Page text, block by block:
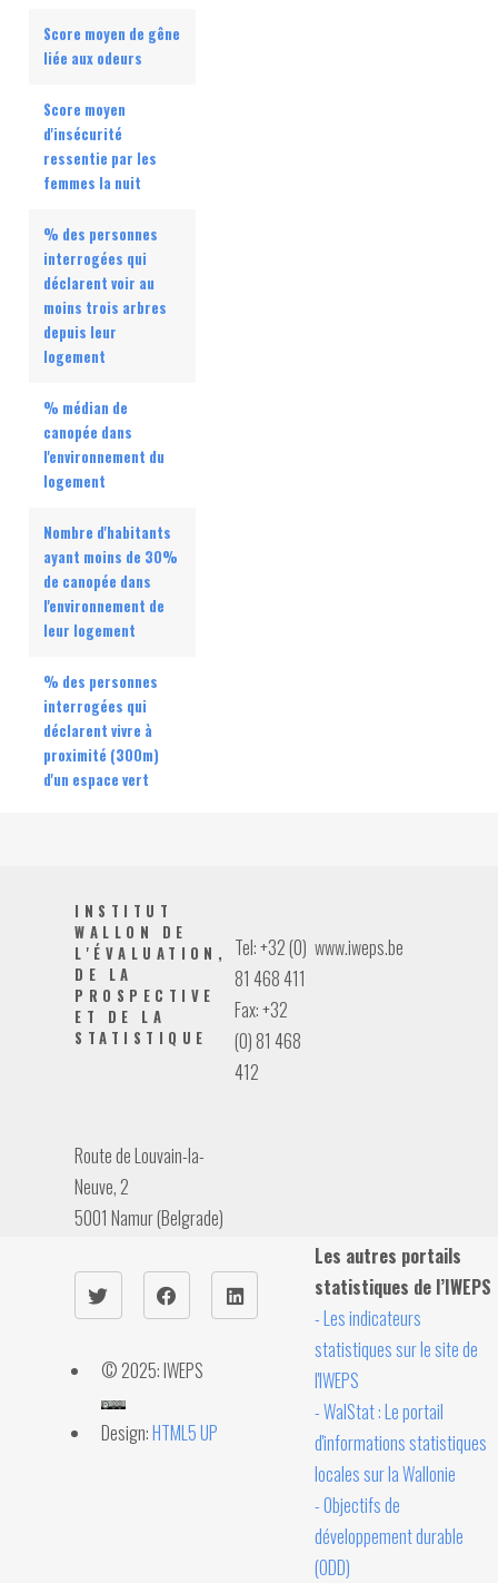
Score moyen de gêne
liée aux odeurs
Score moyen
d'insécurité
ressentie par les
femmes la nuit
% des personnes
interrogées qui
déclarent voir au
moins trois arbres
depuis leur
logement
% médian de
canopée dans
l'environnement du
logement
Nombre d'habitants
ayant moins de 30%
de canopée dans
l'environnement de
leur logement
% des personnes
interrogées qui
déclarent vivre à
proximité (300m)
d'un espace vert
INSTITUT
WALLON DE
L'ÉVALUATION,
DE LA
PROSPECTIVE
ET DE LA
STATISTIQUE
Route de Louvain-la-
Neuve, 2
5001 Namur (Belgrade)
Tel: +32 (0)
81 468 411
Fax: +32
(0) 81 468
412
www.iweps.be
© 2025: IWEPS
Design:HTML5 UP
Les autres portails
statistiques de l’IWEPS
- Les indicateurs
statistiques sur le site de
l'IWEPS
- WalStat : Le portail
d'informations statistiques
locales sur la Wallonie
- Objectifs de
développement durable
(ODD)